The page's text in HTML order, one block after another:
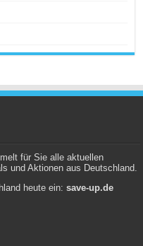
für Sie alle aktuellen
und Aktionen aus Deutschland.
heute ein: save-up.de